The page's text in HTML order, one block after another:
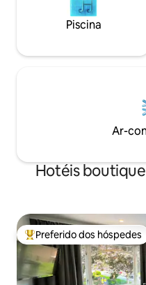
Piscina
Ar-
Hotéis
Entre os melhores
Preferido dos hóspedes